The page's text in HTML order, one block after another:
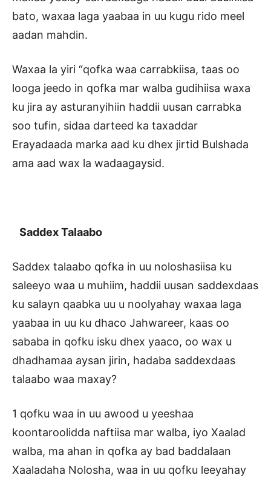
bato, waxaa laga yaabaa in uu kugu rido meel
aadan mahdin.
Waxaa la yiri “qofka waa carrabkiisa, taas oo
looga jeedo in qofka mar walba gudihiisa waxa
ku jira ay asturanyihiin haddii uusan carrabka
soo tufin, sidaa darteed ka taxaddar
Erayadaada marka aad ku dhex jirtid Bulshada
ama aad wax la wadaagaysid.
Saddex Talaabo
Saddex talaabo qofka in uu noloshasiisa ku
saleeyo waa u muhiim, haddii uusan saddexdaas
ku salayn qaabka uu u noolyahay waxaa laga
yaabaa in uu ku dhaco Jahwareer, kaas oo
sababa in qofku isku dhex yaaco, oo wax u
dhadhamaa aysan jirin, hadaba saddexdaas
talaabo waa maxay?
1 qofku waa in uu awood u yeeshaa
koontaroolidda naftiisa mar walba, iyo Xaalad
walba, ma ahan in qofka ay bad baddalaan
Xaaladaha Nolosha, waa in uu qofku leeyahay